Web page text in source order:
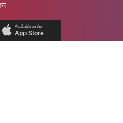
Available on the
App Store